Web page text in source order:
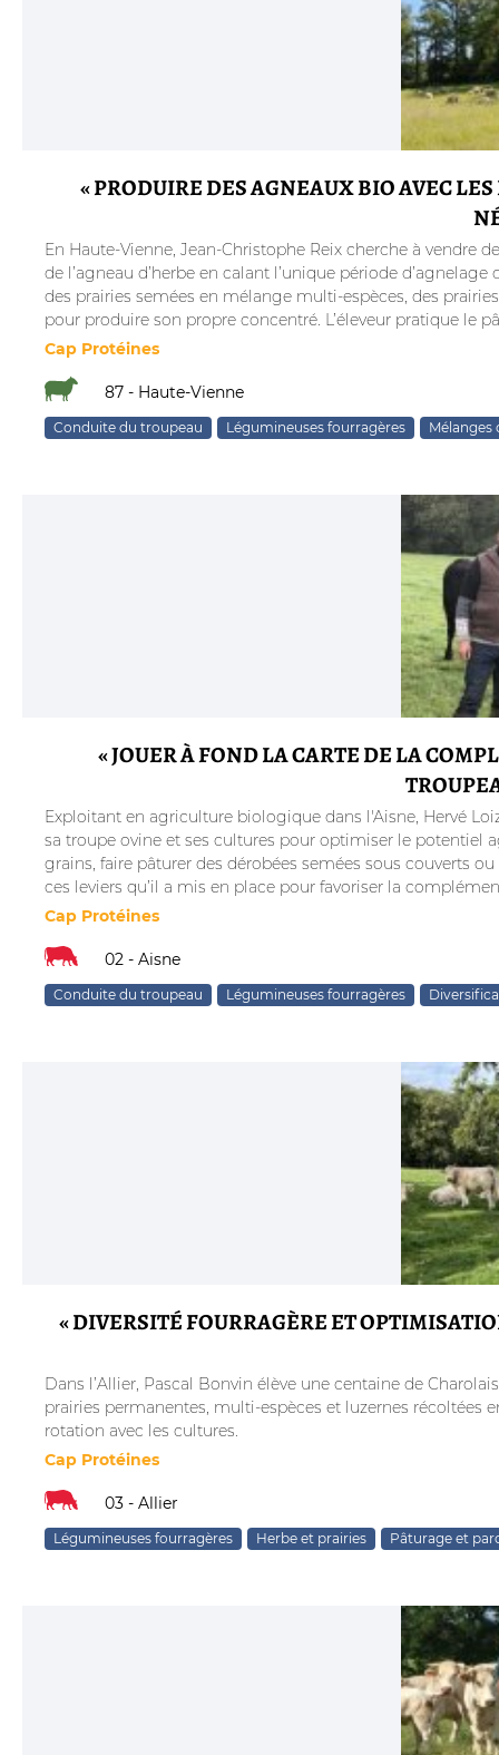
« PRODUIRE DES AGNEAUX BIO AVEC
En Haute-Vienne, Jean-Christophe Reix cherche à vendre
de l’agneau d’herbe en calant l’unique période
des prairies semées en mélange multi-espèces, des
pour produire son propre concentré. L’éleveur pratique le
Cap Protéines
87 - Haute-Vienne
Conduite du troupeau Légumineuses fourragères Mélanges
« JOUER À FOND LA CARTE DE LA
Exploitant en agriculture biologique dans l'Aisne, Hervé
sa troupe ovine et ses cultures pour optimiser le potentiel
grains, faire pâturer des dérobées semées sous couverts
ces leviers qu’il a mis en place pour favoriser la
Cap Protéines
02 - Aisne
Conduite du troupeau Légumineuses fourragères
« DIVERSITÉ FOURRAGÈRE ET
Dans l’Allier, Pascal Bonvin élève une centaine de
prairies permanentes, multi-espèces et luzernes récoltées
rotation avec les cultures.
Cap Protéines
03 - Allier
Légumineuses fourragères Herbe et prairies Pâturage et